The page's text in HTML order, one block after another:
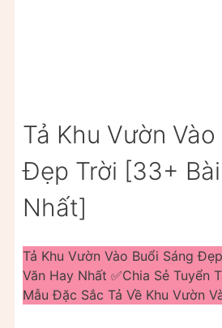
Tả Khu Vườn
Đẹp Trời [33+
Nhất]
Tả Khu Vườn Vào Buổi Sáng
Văn Hay Nhất ✅Chia Sẻ Tuyển
Mẫu Đặc Sắc Tả Về Khu Vườn